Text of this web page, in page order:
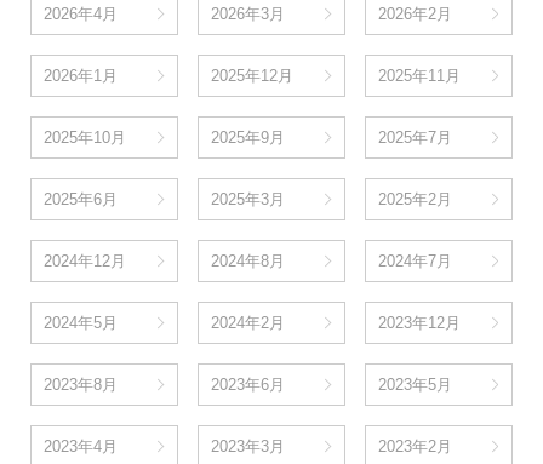
2026年4月 2026年3月 2026年2月
2026年1月 2025年12月 2025年11月
2025年10月 2025年9月 2025年7月
2025年6月 2025年3月 2025年2月
2024年12月 2024年8月 2024年7月
2024年5月 2024年2月 2023年12月
2023年8月 2023年6月 2023年5月
2023年4月 2023年3月 2023年2月